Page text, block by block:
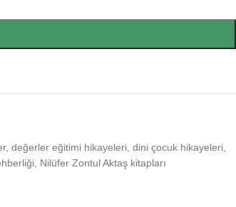
, değerler eğitimi hikayeleri dini çocuk hikayeleri
Nilüfer Zontul Aktaş kitapları